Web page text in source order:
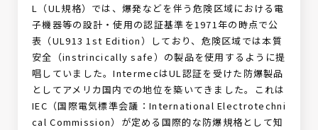
L（UL規格）では、爆発などを伴う危険区域における電
子機器等の設計・使用の認証基準を1971年の時点で公
表（UL913 1st Edition）しており、危険区域では本質
安全（instrincically safe）の製品を使用するように提
唱していました。IntermecはUL認証を受けた防爆製品
としてアメリカ国内での地位を築いてきました。これは
IEC（国際電気標準会議：International Electrotechni
cal Commission）が定める国際的な防爆規格として知